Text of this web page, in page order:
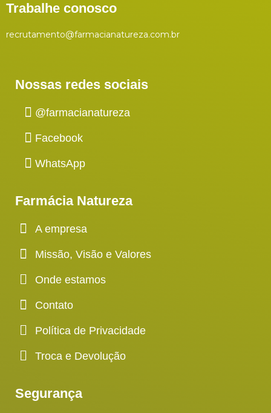
Trabalhe conosco
recrutamento@farmacianatureza.com.br
Nossas redes sociais
@farmacianatureza
Facebook
WhatsApp
Farmácia Natureza
A empresa
Missão, Visão e Valores
Onde estamos
Contato
Política de Privacidade
Troca e Devolução
Segurança